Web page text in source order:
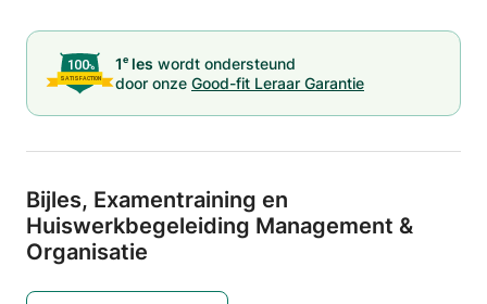
1e les wordt ondersteund
door onze Good-fit Leraar Garantie
Bijles, Examentraining en
Huiswerkbegeleiding Management &
Organisatie